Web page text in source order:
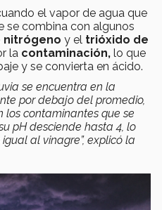
el vapor de agua que
se combina con algunos
nitrógeno y el trióxido de
la contaminación, lo que
y se convierta en ácido.
se encuentra en la
por debajo del promedio,
los contaminantes que se
pHdesciende hasta 4, lo
al vinagre”, explicó la